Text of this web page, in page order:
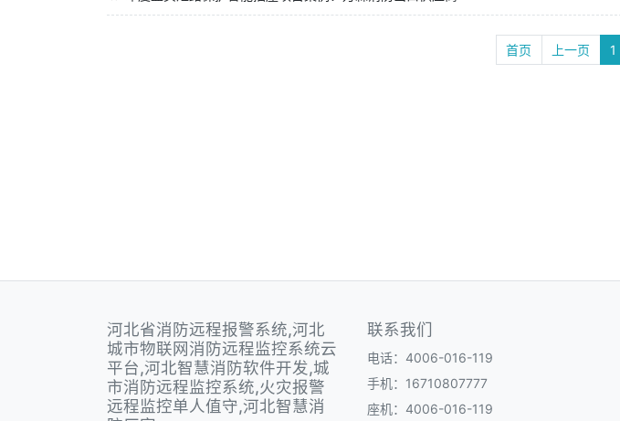
首页 上一页 1
河北省消防远程报警系统,河北
城市物联网消防远程监控系统云
平台,河北智慧消防软件开发,城
市消防远程监控系统,火灾报警
远程监控单人值守,河北智慧消
联系我们
电话：4006-016-119
手机：16710807777
座机：4006-016-119